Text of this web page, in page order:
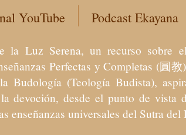
YouTube Podcast Ekayana
la Luz Serena, un recurso
Perfectas y Completas (圓
Budología (Teología Budista),
devoción, desde el punto de vista
enseñanzas universales del Sutra